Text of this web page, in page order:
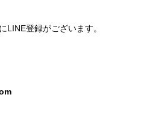
登録がございます。